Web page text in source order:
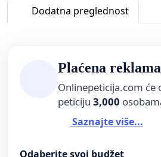
Dodatna preglednost
Plaćena reklama
Onlinepeticija.com će
peticiju 3,000
Saznajte više...
Odaberite svoj budžet